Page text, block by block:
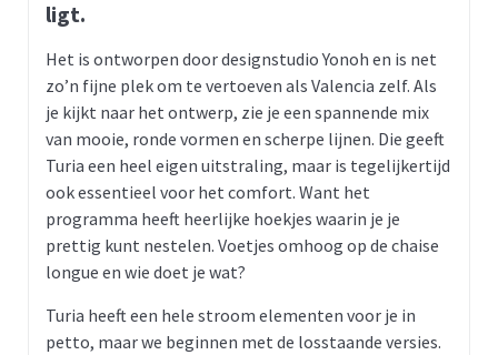
ligt.
Het is ontworpen door designstudio Yonoh en is net
zo’n fijne plek om te vertoeven als Valencia zelf. Als
je kijkt naar het ontwerp, zie je een spannende mix
van mooie, ronde vormen en scherpe lijnen. Die geeft
Turia een heel eigen uitstraling, maar is tegelijkertijd
ook essentieel voor het comfort. Want het
programma heeft heerlijke hoekjes waarin je je
prettig kunt nestelen. Voetjes omhoog op de chaise
longue en wie doet je wat?
Turia heeft een hele stroom elementen voor je in
petto, maar we beginnen met de losstaande versies.